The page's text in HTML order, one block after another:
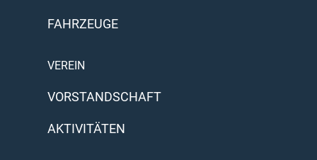
FAHRZEUGE
VEREIN
VORSTANDSCHAFT
AKTIVITÄTEN